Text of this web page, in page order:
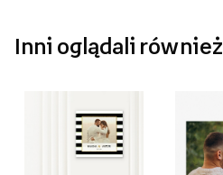
Inni oglądali również